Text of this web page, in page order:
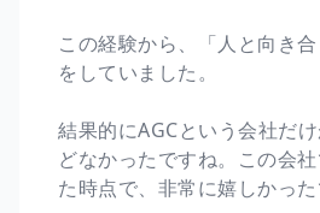
この経験から、「人と向き
をしていました。
結果的にAGCという会社だ
どなかったですね。この会
た時点で、非常に嬉しかった